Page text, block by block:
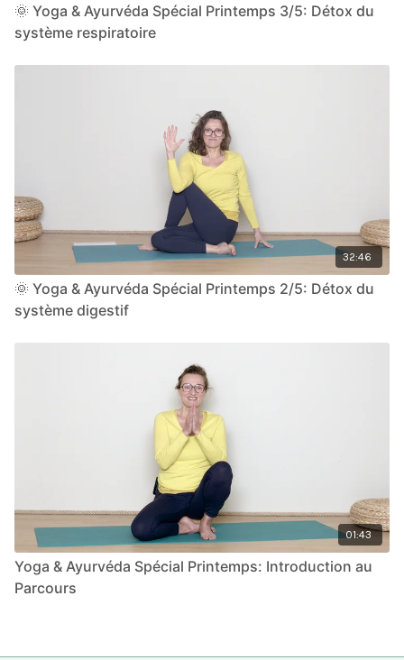
🌞 Yoga & Ayurvéda Spécial Printemps 3/5: Détox du
système respiratoire
32:46
🌞 Yoga & Ayurvéda Spécial Printemps 2/5: Détox du
système digestif
01:43
Yoga & Ayurvéda Spécial Printemps: Introduction au
Parcours